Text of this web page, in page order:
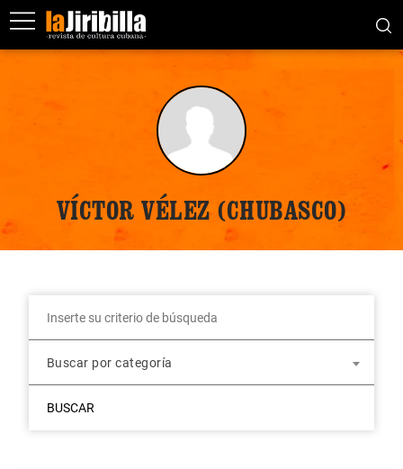
VÍCTOR VÉLEZ (CHUBASCO)
Buscar por categoría
BUSCAR